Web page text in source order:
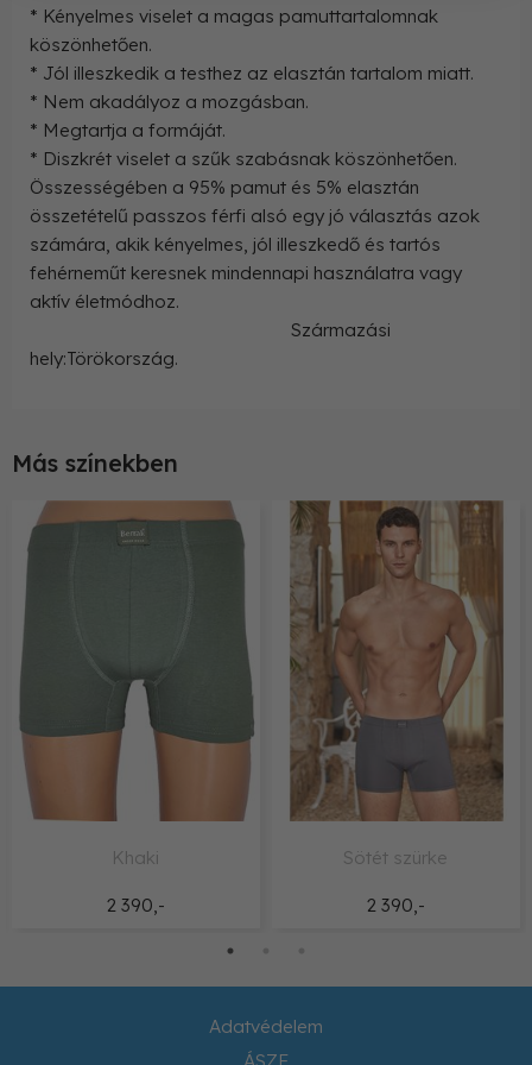
* Kényelmes viselet a magas pamuttartalomnak
köszönhetően.
* Jól illeszkedik a testhez az elasztán tartalom miatt.
* Nem akadályoz a mozgásban.
* Megtartja a formáját.
* Diszkrét viselet a szűk szabásnak köszönhetően.
Összességében a 95% pamut és 5% elasztán
összetételű passzos férfi alsó egy jó választás azok
számára, akik kényelmes, jól illeszkedő és tartós
fehérneműt keresnek mindennapi használatra vagy
aktív életmódhoz.
Származási
hely:Törökország.
Más színekben
2 390,-
Khaki
2 390,-
Sötét szürke
Adatvédelem